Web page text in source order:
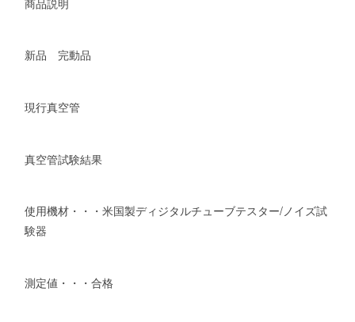
新品 完動品
現行真空管
真空管試験結果
使用機材・・・米国製ディジタルチューブテスター/ノイズ試
験器
測定値・・・合格